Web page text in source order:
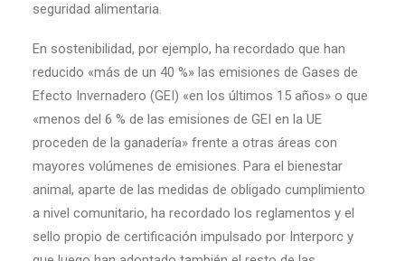
seguridad alimentaria.
En sostenibilidad, por ejemplo, ha recordado que han
reducido «más de un 40 %» las emisiones de Gases de
Efecto Invernadero (GEI) «en los últimos 15 años» o que
«menos del 6 % de las emisiones de GEI en la UE
proceden de la ganadería» frente a otras áreas con
mayores volúmenes de emisiones. Para el bienestar
animal, aparte de las medidas de obligado cumplimiento
a nivel comunitario, ha recordado los reglamentos y el
sello propio de certificación impulsado por Interporc y